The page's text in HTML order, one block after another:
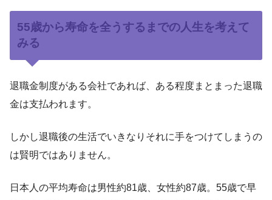
55歳から寿命を全うするまでの人生を考えて
みる
退職金制度がある会社であれば、ある程度まとまった退職
金は支払われます。
しかし退職後の生活でいきなりそれに手をつけてしまうの
は賢明ではありません。
日本人の平均寿命は男性約81歳、女性約87歳。55歳で早